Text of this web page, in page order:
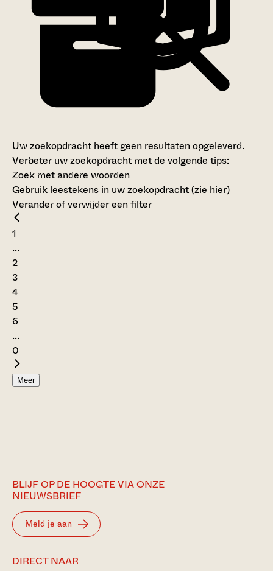
Uw zoekopdracht heeft geen resultaten opgeleverd.
Verbeter uw zoekopdracht met de volgende tips:
Zoek met andere woorden
Gebruik leestekens in uw zoekopdracht (zie hier)
Verander of verwijder een filter
1
...
2
3
4
5
6
...
0
Meer
BLIJF OP DE HOOGTE VIA ONZE
NIEUWSBRIEF
Meld je aan
DIRECT NAAR